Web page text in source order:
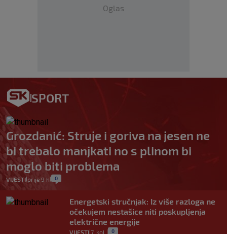
Oglas
SPORT
Grozdanić: Struje i goriva na jesen ne
bi trebalo manjkati no s plinom bi
moglo biti problema
VIJESTI| prije 9 h 0
Energetski stručnjak: Iz više razloga ne
očekujem nestašice niti poskupljenja
električne energije
VIJESTI 7. kol. 0